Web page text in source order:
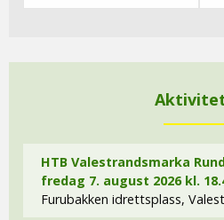
HTB Valestrandsmarka
fredag 7. august 2026 kl.
Furubakken idrettsplass,